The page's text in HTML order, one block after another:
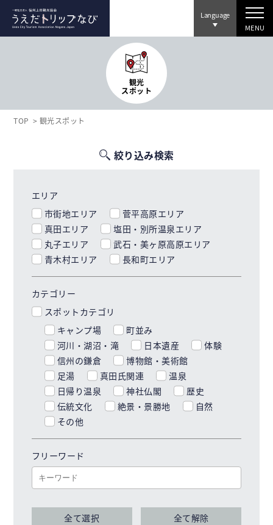
Language
MENU
観光
スポット
TOP 観光スポット
絞り込み検索
エリア
市街地エリア
菅平高原エリア
真田エリア
塩田・別所温泉エリア
丸子エリア
武石・美ヶ原高原エリア
青木村エリア
長和町エリア
カテゴリー
スポットカテゴリ
キャンプ場
町並み
河川・湖沼・滝
日本遺産
体験
信州の鎌倉
博物館・美術館
足湯
真田氏関連
温泉
日帰り温泉
神社仏閣
歴史
伝統文化
絶景・景勝地
自然
その他
フリーワード
全て選択 全て解除